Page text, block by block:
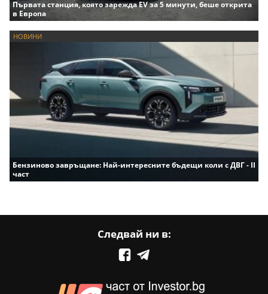
Първата станция, която зарежда EV за 5 минути, беше открита
в Европа
НОВИНИ
Бензиново завръщане: Най-интересните бъдещи коли с ДВГ - II
част
Следвай ни в: